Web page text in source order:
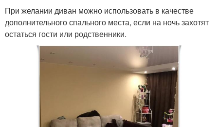
При желании диван можно использовать в качестве
дополнительного спального места, если на ночь захотят
остаться гости или родственники.